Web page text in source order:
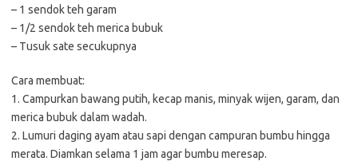
– 1 sendok teh garam
– 1/2 sendok teh merica bubuk
– Tusuk sate secukupnya
Cara membuat:
1. Campurkan bawang putih, kecap manis, minyak wijen, garam, dan
merica bubuk dalam wadah.
2. Lumuri daging ayam atau sapi dengan campuran bumbu hingga
merata. Diamkan selama 1 jam agar bumbu meresap.